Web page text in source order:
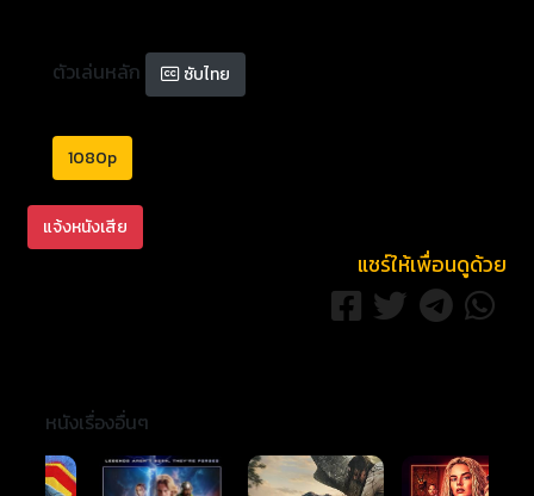
ตัวเล่นหลัก ซับไทย
1080p
แจ้งหนังเสีย
แชร์ให้เพื่อนดูด้วย
หนังเรื่องอื่นๆ